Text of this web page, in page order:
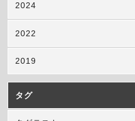
2024
2022
2019
タグ